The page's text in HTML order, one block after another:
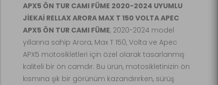
APX5 ÖN TUR CAMI FÜME 2020-2024 UYUMLU
JİEKAİ RELLAX ARORA MAX T 150 VOLTA APEC
APX5 ÖN TUR CAMI FÜME, 2020-2024 model
yıllarına sahip Arora, Max T 150, Volta ve Apec
APX5 motosikletleri için özel olarak tasarlanmış
kaliteli bir ön camdır. Bu ürün, motosikletinizin ön
kısmına şık bir görünüm kazandırırken, sürüş